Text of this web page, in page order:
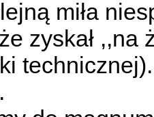
miła
zyskał ,,na